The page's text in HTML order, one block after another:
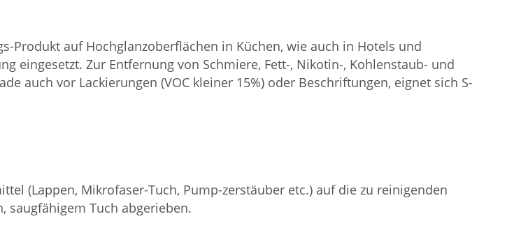
Produkt auf Hochglanzoberflächen in Küchen, wie auch in Hotels und
eingesetzt. Zur Entfernung von Schmiere, Fett-, Nikotin-, Kohlenstaub- und
auch vor Lackierungen (VOC kleiner 15%) oder Beschriftungen, eignet sich S-
(Lappen, Mikrofaser-Tuch, Pump-zerstäuber etc.) auf die zu reinigenden
saugfähigem Tuch abgerieben.